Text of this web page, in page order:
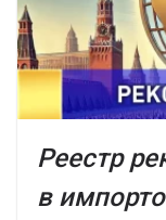
Реестр
в